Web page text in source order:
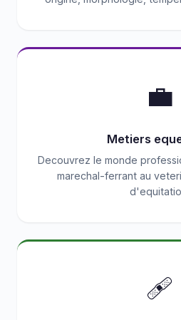
💼
Metiers
Decouvrez le monde
marechal-ferrant au
🩹